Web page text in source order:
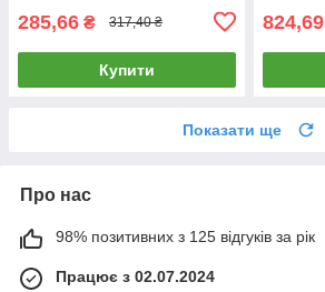
285,66 ₴ 317,40 ₴
Купити
824,69
Показати ще
Про нас
98% позитивних з 125 відгуків за рік
Працює з 02.07.2024